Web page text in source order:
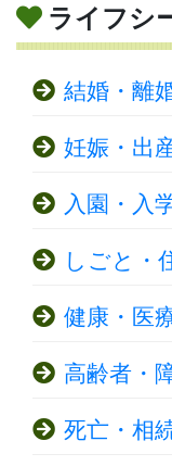
ライフシ
結婚・離
妊娠・出
入園・入
しごと・
健康・医
高齢者・
死亡・相